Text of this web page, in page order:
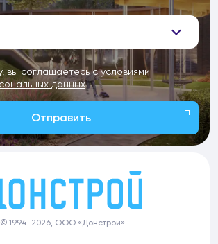
вы соглашаетесь сусловиями
данных
Отправить
© 1994-2026, ООО «Донстрой»